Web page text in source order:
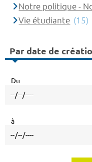
Notre politique -
Vie étudiante (15)
Par date de
Du
à